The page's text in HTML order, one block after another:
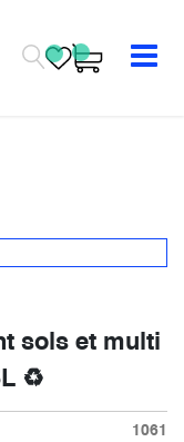
sols et multi
♻
1061